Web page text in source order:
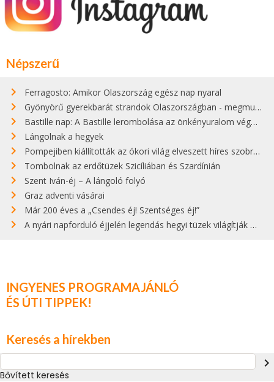
Népszerű
Ferragosto: Amikor Olaszország egész nap nyaral
Gyönyörű gyerekbarát strandok Olaszországban - megmutatjuk a 15 legjobbat
Bastille nap: A Bastille lerombolása az önkényuralom végét jelentette
Lángolnak a hegyek
Pompejiben kiállították az ókori világ elveszett híres szobrának másolatát
Tombolnak az erdőtüzek Szicíliában és Szardínián
Szent Iván-éj – A lángoló folyó
Graz adventi vásárai
Már 200 éves a „Csendes éj! Szentséges éj!”
A nyári napforduló éjjelén legendás hegyi tüzek világítják meg Zugspitzét
INGYENES PROGRAMAJÁNLÓ
ÉS ÚTI TIPPEK!
Keresés a hírekben
navigate_next
Bővített keresés